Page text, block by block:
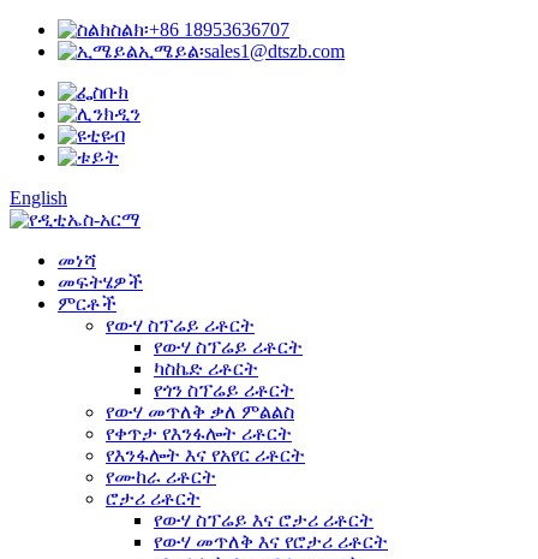
ስልክ፡+86 18953636707
ኢሜይል፡sales1@dtszb.com
English
መነሻ
መፍትሄዎች
ምርቶች
የውሃ ስፕሬይ ሪቶርት
የውሃ ስፕሬይ ሪቶርት
ካስኬድ ሪቶርት
የጎን ስፕሬይ ሪቶርት
የውሃ መጥለቅ ቃለ ምልልስ
የቀጥታ የእንፋሎት ሪቶርት
የእንፋሎት እና የአየር ሪቶርት
የሙከራ ሪቶርት
ሮታሪ ሪቶርት
የውሃ ስፕሬይ እና ሮታሪ ሪቶርት
የውሃ መጥለቅ እና የሮታሪ ሪቶርት